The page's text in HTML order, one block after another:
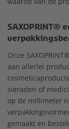
SAXOPRINT®
Onze
aan allerlei
sieraden of
op de millimeter
gemaakt en